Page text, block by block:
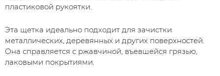
пластиковой рукоятки.
Эта щетка идеально подходит для зачистки
металлических, деревянных и других поверхностей.
Она справляется с ржавчиной, въевшейся грязью,
лаковыми покрытиями.